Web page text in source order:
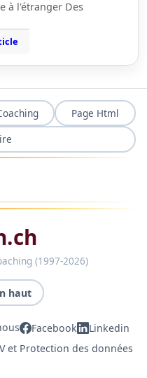
à l'étranger Des
Page Html
(1997-2026)
haut
Facebook
Linkedin
et Protection des données